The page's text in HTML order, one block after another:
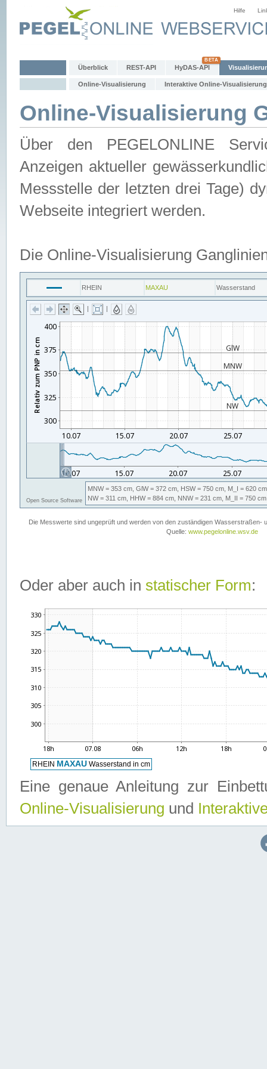
Hilfe
Überblick REST-API HyDAS-API
Online-Visualisierung Interaktive Online-Visualisierung
Online-Visualisierung
Über den PEGELONLINE
Anzeigen aktueller
Messstelle der letzten drei Tage)
Webseite integriert werden.
Die Online-Visualisierung
Oder aber auch in statischer Form:
Eine genaue Anleitung zur
Online-Visualisierung und